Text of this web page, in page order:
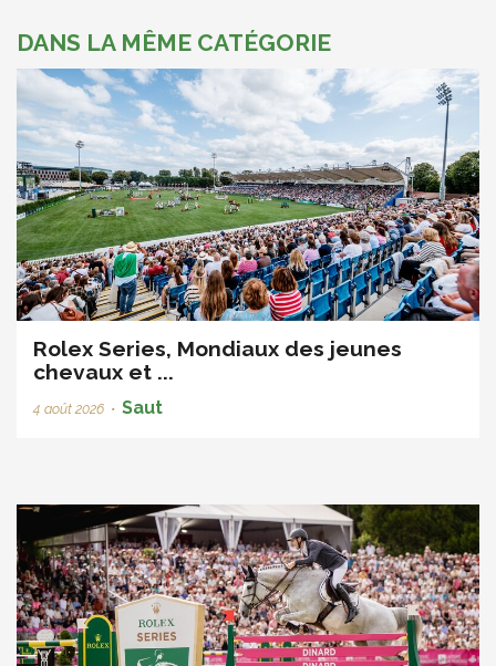
DANS LA MÊME CATÉGORIE
Rolex Series, Mondiaux des jeunes
chevaux et ...
4 août 2026 • Saut